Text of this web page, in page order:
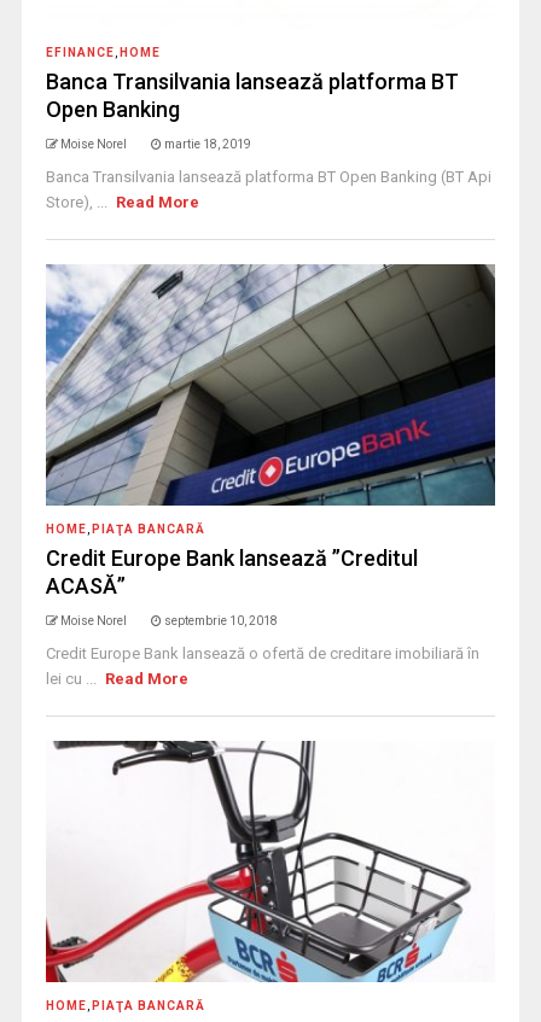
EFINANCE HOME
Banca Transilvania lansează platforma BT
Open Banking
Moise Norel martie 18, 2019
Banca Transilvania lansează platforma BT Open Banking (BT Api
Store), ... Read More
HOME PIAŢA BANCARĂ
Credit Europe Bank lansează ”Creditul
ACASĂ”
Moise Norel septembrie 10, 2018
Credit Europe Bank lansează o ofertă de creditare imobiliară în
lei cu ... Read More
HOME PIAŢA BANCARĂ